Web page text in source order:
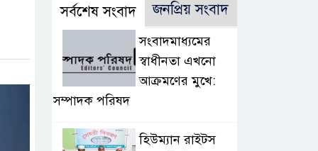
সর্বশেষ সংবাদ জনপ্রিয় সংবাদ
সংবাদমাধ্যমের
স্বাধীনতা এখনো
আক্রমণের মুখে:
সম্পাদক পরিষদ
হিউম্যান রাইটস